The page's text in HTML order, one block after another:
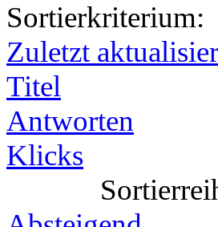
Sortierkriterium:
Zuletzt
Titel
Antworten
Klicks